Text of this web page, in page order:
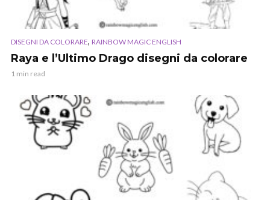
DISEGNI DA COLORARE, RAINBOW MAGIC ENGLISH
Raya e l’Ultimo Drago disegni da colorare
1 min read